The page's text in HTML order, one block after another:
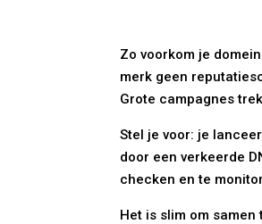
Zo voorkom je
merk geen
Grote campagnes
Stel je voor: je
door een verkeerde
checken en te
Het is slim om